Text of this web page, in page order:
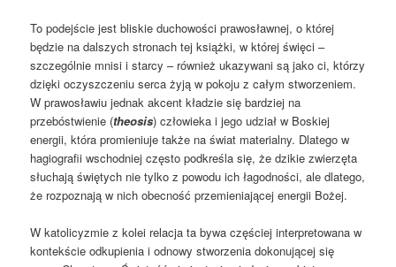
To podejście jest bliskie duchowości prawosławnej, o której
będzie na dalszych stronach tej książki, w której święci –
szczególnie mnisi i starcy – również ukazywani są jako ci, którzy
dzięki oczyszczeniu serca żyją w pokoju z całym stworzeniem.
W prawosławiu jednak akcent kładzie się bardziej na
przebóstwienie (theosis) człowieka i jego udział w Boskiej
energii, która promieniuje także na świat materialny. Dlatego w
hagiografii wschodniej często podkreśla się, że dzikie zwierzęta
słuchają świętych nie tylko z powodu ich łagodności, ale dlatego,
że rozpoznają w nich obecność przemieniającej energii Bożej.
W katolicyzmie z kolei relacja ta bywa częściej interpretowana w
kontekście odkupienia i odnowy stworzenia dokonującej się